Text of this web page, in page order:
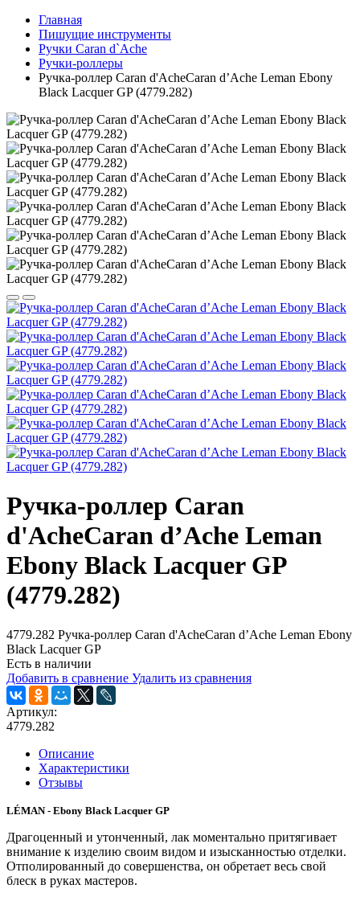
Главная
Пишущие инструменты
Ручки Caran d`Ache
Ручки-роллеры
Ручка-роллер Caran d'AcheCaran d’Ache Leman Ebony
Black Lacquer GP (4779.282)
Ручка-роллер Caran
d'AcheCaran d’Ache Leman
Ebony Black Lacquer GP
(4779.282)
4779.282 Ручка-роллер Caran d'AcheCaran d’Ache Leman Ebony
Black Lacquer GP
Есть в наличии
Добавить в сравнение Удалить из сравнения
Артикул:
4779.282
Описание
Характеристики
Отзывы
LÉMAN - Ebony Black Lacquer GP
Драгоценный и утонченный, лак моментально притягивает
внимание к изделию своим видом и изысканностью отделки.
Отполированный до совершенства, он обретает весь свой
блеск в руках мастеров.